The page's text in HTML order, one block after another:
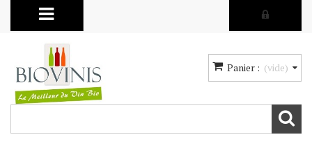
Panier : (vide)